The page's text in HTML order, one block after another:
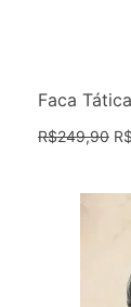
Faca
R$249,90 R$